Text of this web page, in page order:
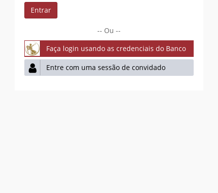
Entrar
-- Ou --
Faça login usando as credenciais do Banco
Entre com uma sessão de convidado